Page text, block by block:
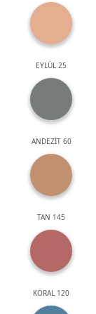
EYLÜL 25
ANDEZİT 60
TAN 145
KORAL 120